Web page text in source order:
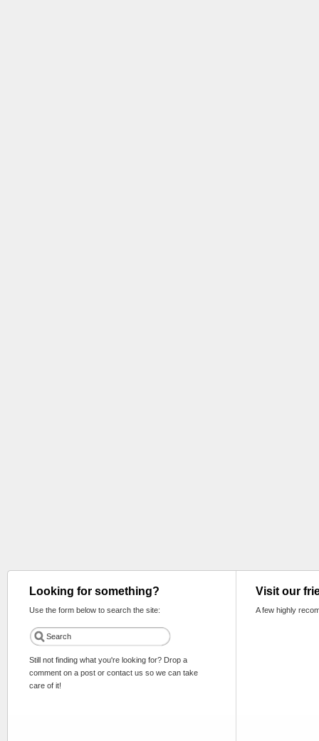
Looking for something?
Use the form below to search the site:
Still not finding what you're looking for? Drop a
comment on a post or contact us so we can take
care of it!
Visit our
A few highly